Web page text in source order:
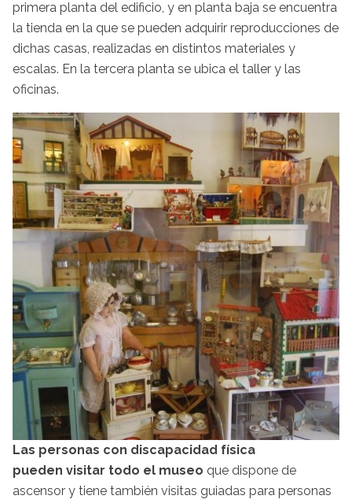
primera planta del edificio, y en planta baja se encuentra
la tienda en la que se pueden adquirir reproducciones de
dichas casas, realizadas en distintos materiales y
escalas. En la tercera planta se ubica el taller y las
oficinas.
Las personas con discapacidad física
pueden visitar todo el museo que dispone de
ascensor y tiene también visitas guiadas para personas